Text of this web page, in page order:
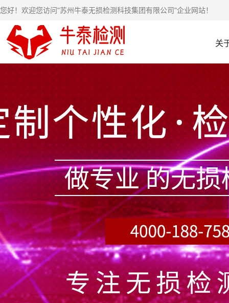
您好！欢迎您访问"苏州牛泰无损检测科技集团有限公司"企业网站！
关